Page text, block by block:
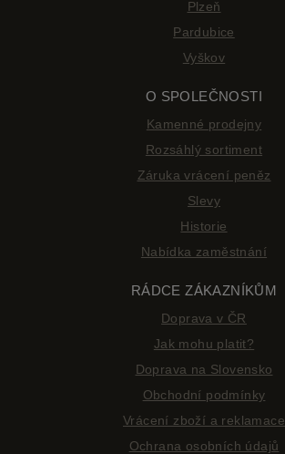
Plzeň
Pardubice
Vyškov
O SPOLEČNOSTI
Kamenné prodejny
Rozsáhlý sortiment
Záruka vrácení peněz
Slevy
Historie
Nabídka zaměstnání
RÁDCE ZÁKAZNÍKŮM
Doprava v ČR
Jak mohu platit?
Doprava na Slovensko
Obchodní podmínky
Vrácení zboží a reklamace
Ochrana osobních údajů